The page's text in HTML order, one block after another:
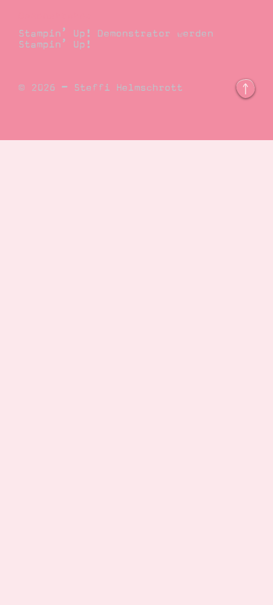
Stampin’ Up! Demonstrator werden
Stampin’ Up!
© 2026 – Steffi Helmschrott